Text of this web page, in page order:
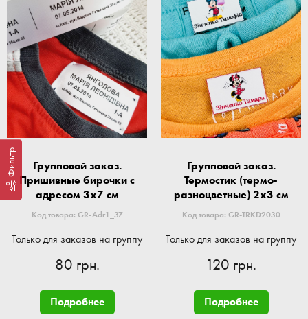
Фильтр
Групповой заказ.
Пришивные бирочки с
адресом 3x7 см
Код товара: GR-Adr1_37
Только для заказов на группу
80 грн.
Подробнее
Групповой заказ.
Термостик (термо-
разноцветные) 2x3 см
Код товара: GR-TRKD2030
Только для заказов на группу
120 грн.
Подробнее